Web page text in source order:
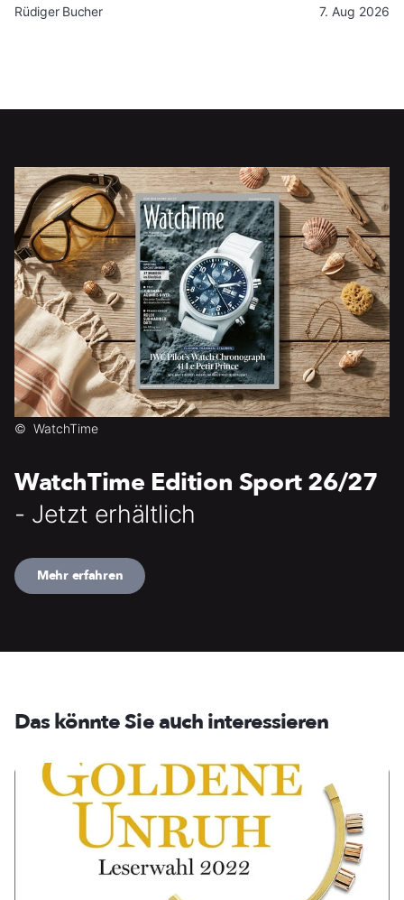
Rüdiger Bucher 7. Aug 2026
© WatchTime
WatchTime Edition Sport 26/27
- Jetzt erhältlich
Mehr erfahren
Das könnte Sie auch interessieren